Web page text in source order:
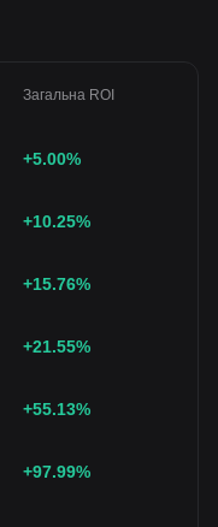
Загальна ROI
+5.00%
+10.25%
+15.76%
+21.55%
+55.13%
+97.99%